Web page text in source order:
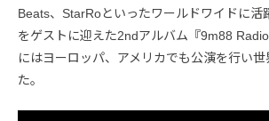
Beats、StarRoといったワールドワイドに活
をゲストに迎えた2ndアルバム『9m88
にはヨーロッパ、アメリカでも公演を行い
た。